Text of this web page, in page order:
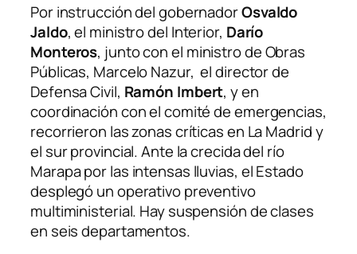
Por instrucción del gobernadorOsvaldo
Jaldo, el ministro del Interior, Darío
Monteros, junto con el ministro de Obras
Públicas, Marcelo Nazur, el director de
Defensa Civil, Ramón Imbert, y en
coordinación con el comité de emergencias,
recorrieron las zonas críticas en La Madrid y
el sur provincial. Ante la crecida del río
Marapa por las intensas lluvias, el Estado
desplegó un operativo preventivo
multiministerial. Hay suspensión de clases
en seis departamentos.